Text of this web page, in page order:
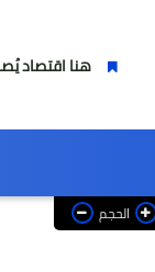
هنا اقتصاد يُصنع ..شهر
الحجم